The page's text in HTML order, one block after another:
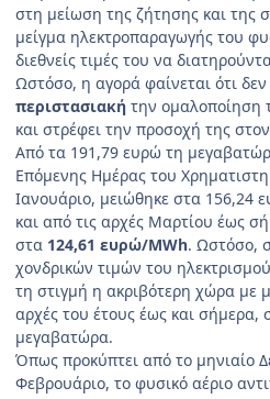
στη μείωση της ζήτησης και της
μείγμα ηλεκτροπαραγωγής του
διεθνείς τιμές του να
Ωστόσο, η αγορά φαίνεται ότι
περιστασιακή την ομαλοποίηση
και στρέφει την προσοχή της
Από τα 191,79 ευρώ τη
Επόμενης Ημέρας του
Ιανουάριο, μειώθηκε στα 156,24
και από τις αρχές Μαρτίου έως
στα 124,61 ευρώ/MWh. Ωστόσο,
χονδρικών τιμών του
τη στιγμή η ακριβότερη χώρα με
αρχές του έτους έως και σήμερα,
μεγαβατώρα.
Όπως προκύπτει από το μηνιαίο
Φεβρουάριο, το φυσικό αέριο